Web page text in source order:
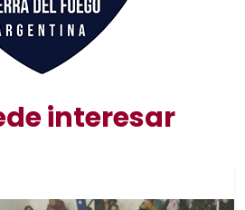
interesar